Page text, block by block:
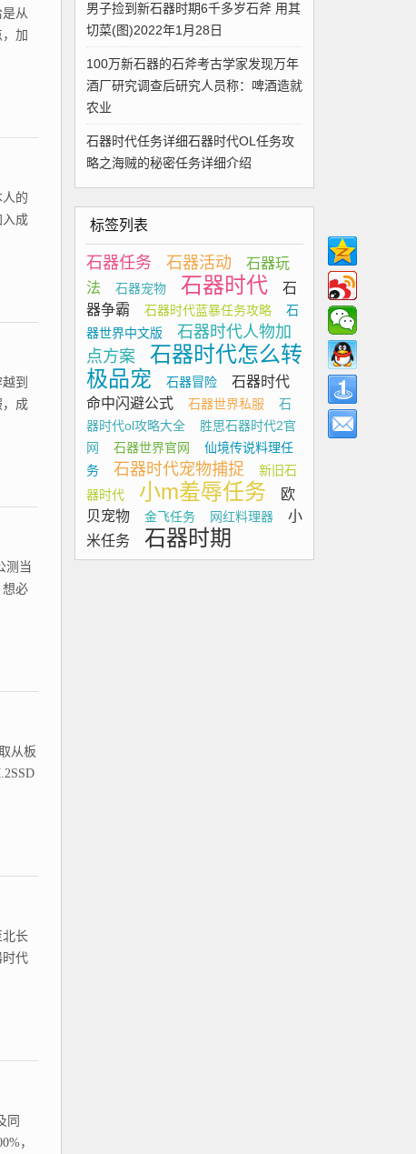
从
加
的
入成
到
，成
测当
想必
从板
北长
时代
同
，
男子捡到新石器时期6千多岁石斧 用其
切菜(图)2022年1月28日
100万新石器的石斧考古学家发现万年
酒厂研究调查后研究人员称：啤酒造就
农业
石器时代任务详细石器时代OL任务攻
略之海贼的秘密任务详细介绍
标签列表
石器任务 石器活动
石器玩
法
石器宠物 石器时代
石
器争霸
石器时代蓝暴任务攻略
石
器世界中文版
石器时代人物加
点方案
石器时代怎么转
极品宠
石器冒险
石器时代
命中闪避公式
石器世界私服
石
器时代ol攻略大全
胜思石器时代2官
网
石器世界官网
仙境传说料理任
务
石器时代宠物捕捉
新旧石
器时代
小m羞辱任务
欧
贝宠物
金飞任务 网红料理器
小
米任务
石器时期